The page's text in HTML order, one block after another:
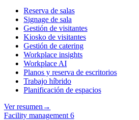
Reserva de salas
Signage de sala
Gestión de visitantes
Kiosko de visitantes
Gestión de catering
Workplace insights
Workplace AI
Planos y reserva de escritorios
Trabajo híbrido
Planificación de espacios
Ver resumen →
Facility management 6